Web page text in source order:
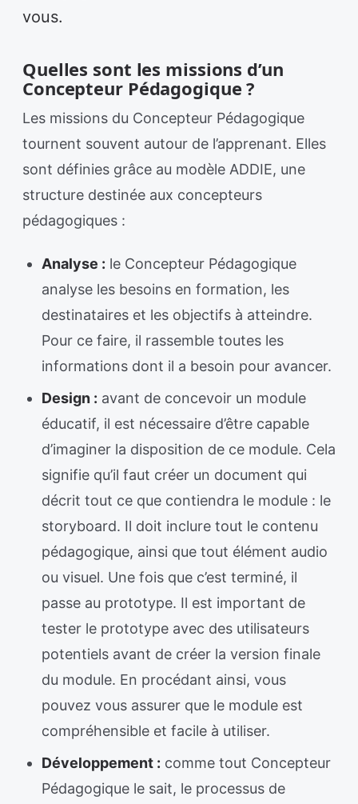
vous.
Quelles sont les missions d’un
Concepteur Pédagogique ?
Les missions du Concepteur Pédagogique
tournent souvent autour de l’apprenant. Elles
sont définies grâce au modèle ADDIE, une
structure destinée aux concepteurs
pédagogiques :
Analyse : le Concepteur Pédagogique
analyse les besoins en formation, les
destinataires et les objectifs à atteindre.
Pour ce faire, il rassemble toutes les
informations dont il a besoin pour avancer.
Design : avant de concevoir un module
éducatif, il est nécessaire d’être capable
d’imaginer la disposition de ce module. Cela
signifie qu’il faut créer un document qui
décrit tout ce que contiendra le module : le
storyboard. Il doit inclure tout le contenu
pédagogique, ainsi que tout élément audio
ou visuel. Une fois que c’est terminé, il
passe au prototype. Il est important de
tester le prototype avec des utilisateurs
potentiels avant de créer la version finale
du module. En procédant ainsi, vous
pouvez vous assurer que le module est
compréhensible et facile à utiliser.
Développement : comme tout Concepteur
Pédagogique le sait, le processus de